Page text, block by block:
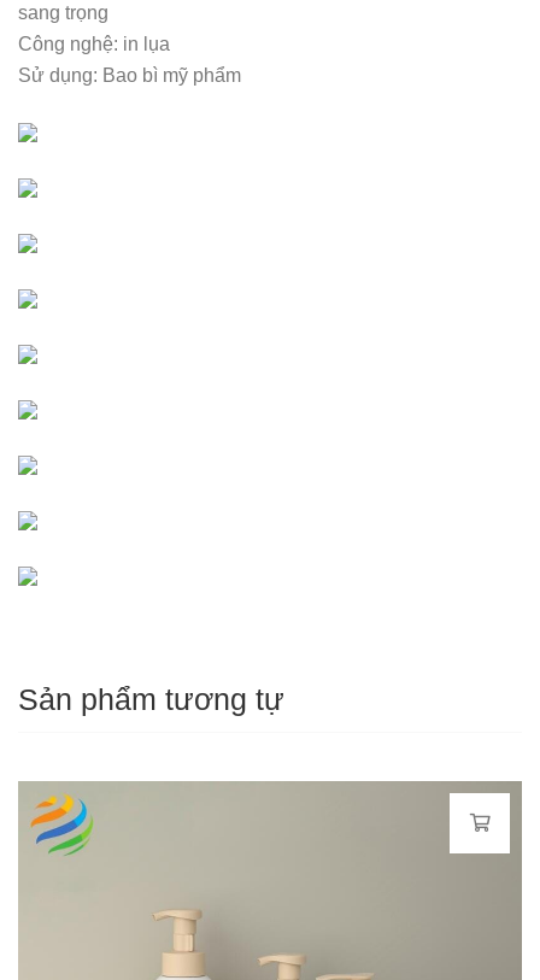
sang trọng
Công nghệ: in lụa
Sử dụng: Bao bì mỹ phẩm
Sản phẩm tương tự